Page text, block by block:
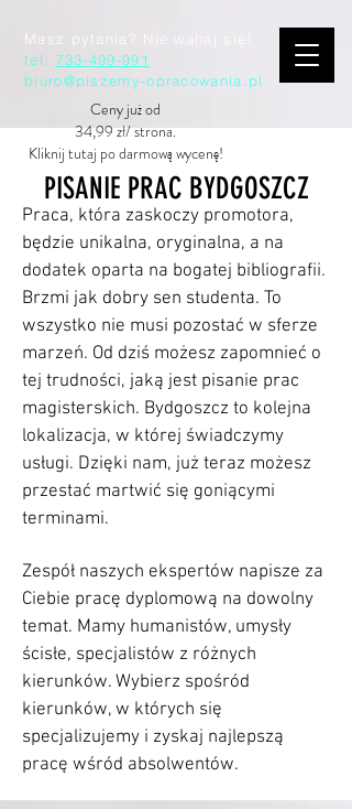
Masz pytania? Nie wahaj się!
tel: 733-499-991
biuro@piszemy-opracowania.pl
Ceny już od
34,99 zł/ strona.
Kliknij tutaj po darmową wycenę!
PISANIE PRAC BYDGOSZCZ
Praca, która zaskoczy promotora,
będzie unikalna, oryginalna, a na
dodatek oparta na bogatej bibliografii.
Brzmi jak dobry sen studenta. To
wszystko nie musi pozostać w sferze
marzeń. Od dziś możesz zapomnieć o
tej trudności, jaką jest pisanie prac
magisterskich. Bydgoszcz to kolejna
lokalizacja, w której świadczymy
usługi. Dzięki nam, już teraz możesz
przestać martwić się goniącymi
terminami.
Zespół naszych ekspertów napisze za
Ciebie pracę dyplomową na dowolny
temat. Mamy humanistów, umysły
ścisłe, specjalistów z różnych
kierunków. Wybierz spośród
kierunków, w których się
specjalizujemy i zyskaj najlepszą
pracę wśród absolwentów.